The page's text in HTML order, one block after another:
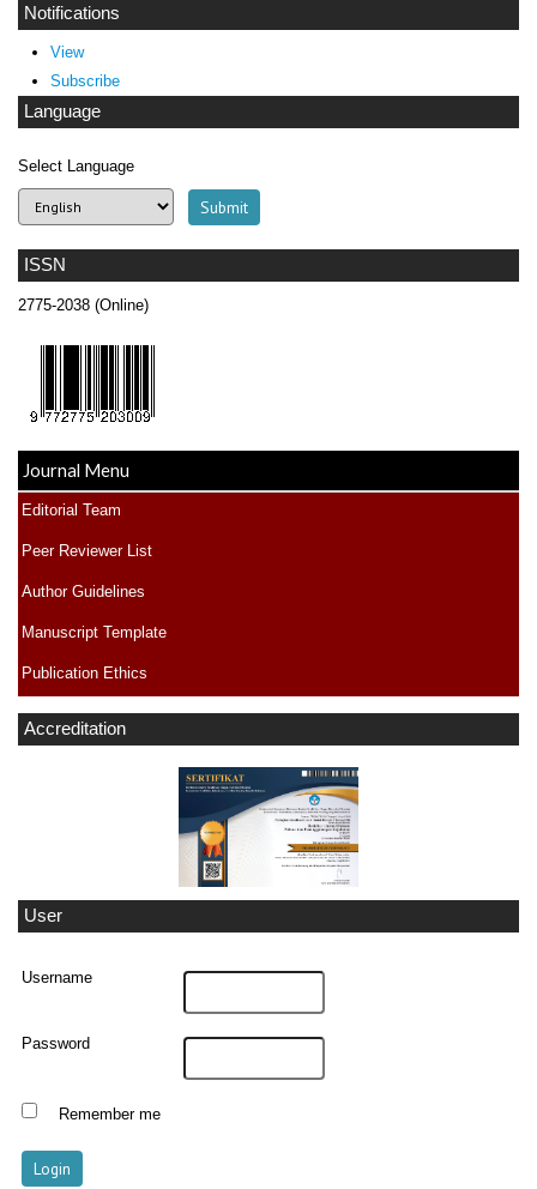
ISSN
2775-2038 (Online)
Journal Menu
Editorial Team
Peer Reviewer List
Author Guidelines
Manuscript Template
Publication Ethics
Accreditation
User
Username
Password
Remember me
Notifications
View
Subscribe
Language
Select Language